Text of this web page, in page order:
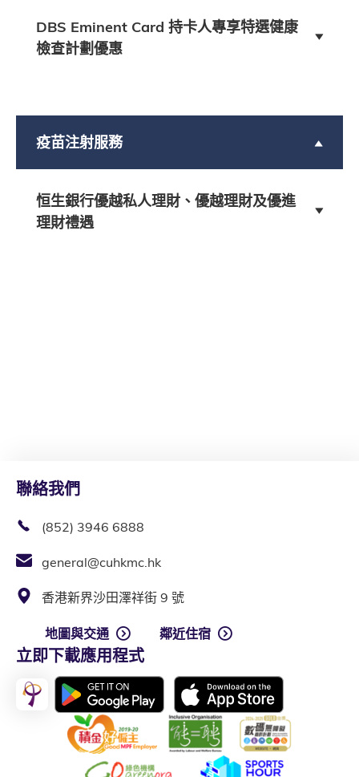
DBS Eminent Card 持卡⼈專享特選健康
檢查計劃優惠
疫苗注射服務
恒生銀行優越私人理財、優越理財及優進
理財禮遇
聯絡我們
(852) 3946 6888
general@cuhkmc.hk
香港新界沙田澤祥街 9 號
地圖與交通 鄰近住宿
立即下載應用程式